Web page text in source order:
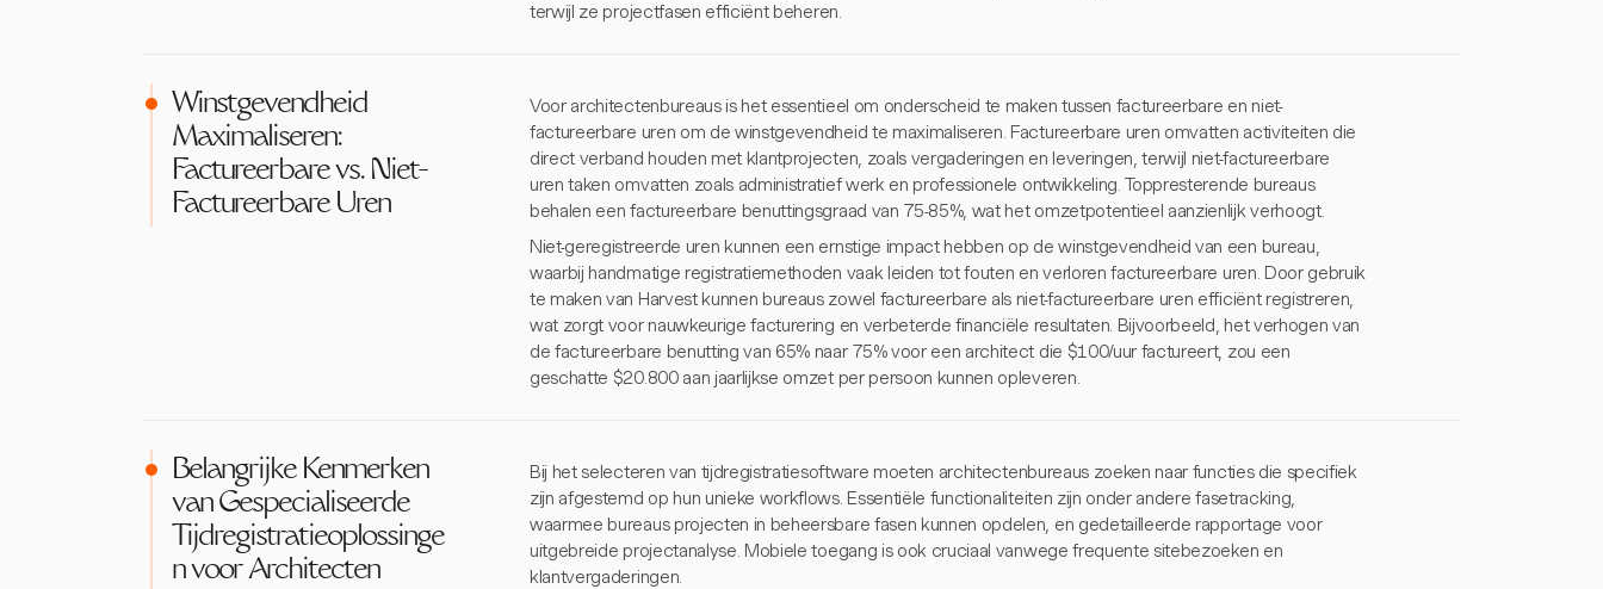
terwijl ze projectfasen efficiënt beheren.
Winstgevendheid
Maximaliseren:
Factureerbare vs. Niet-
Factureerbare Uren
Voor architectenbureaus is het essentieel om onderscheid te maken tussen factureerbare en niet-
factureerbare uren om de winstgevendheid te maximaliseren. Factureerbare uren omvatten activiteiten die
direct verband houden met klantprojecten, zoals vergaderingen en leveringen, terwijl niet-factureerbare
uren taken omvatten zoals administratief werk en professionele ontwikkeling. Toppresterende bureaus
behalen een factureerbare benuttingsgraad van 75-85%, wat het omzetpotentieel aanzienlijk verhoogt.
Niet-geregistreerde uren kunnen een ernstige impact hebben op de winstgevendheid van een bureau,
waarbij handmatige registratiemethoden vaak leiden tot fouten en verloren factureerbare uren. Door gebruik
te maken van Harvest kunnen bureaus zowel factureerbare als niet-factureerbare uren efficiënt registreren,
wat zorgt voor nauwkeurige facturering en verbeterde financiële resultaten. Bijvoorbeeld, het verhogen van
de factureerbare benutting van 65% naar 75% voor een architect die $100/uur factureert, zou een
geschatte $20.800 aan jaarlijkse omzet per persoon kunnen opleveren.
Belangrijke Kenmerken
van Gespecialiseerde
Tijdregistratieoplossinge
n voor Architecten
Bij het selecteren van tijdregistratiesoftware moeten architectenbureaus zoeken naar functies die specifiek
zijn afgestemd op hun unieke workflows. Essentiële functionaliteiten zijn onder andere fasetracking,
waarmee bureaus projecten in beheersbare fasen kunnen opdelen, en gedetailleerde rapportage voor
uitgebreide projectanalyse. Mobiele toegang is ook cruciaal vanwege frequente sitebezoeken en
klantvergaderingen.